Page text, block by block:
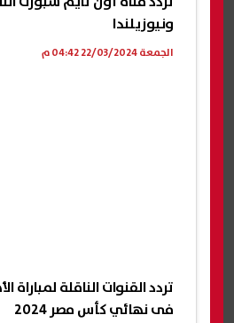
ونيوزيلندا
الجمعة 22/03/2024 04:42 م
تردد القنوات الناقلة لمباراة
فى نهائي كأس مصر 2024